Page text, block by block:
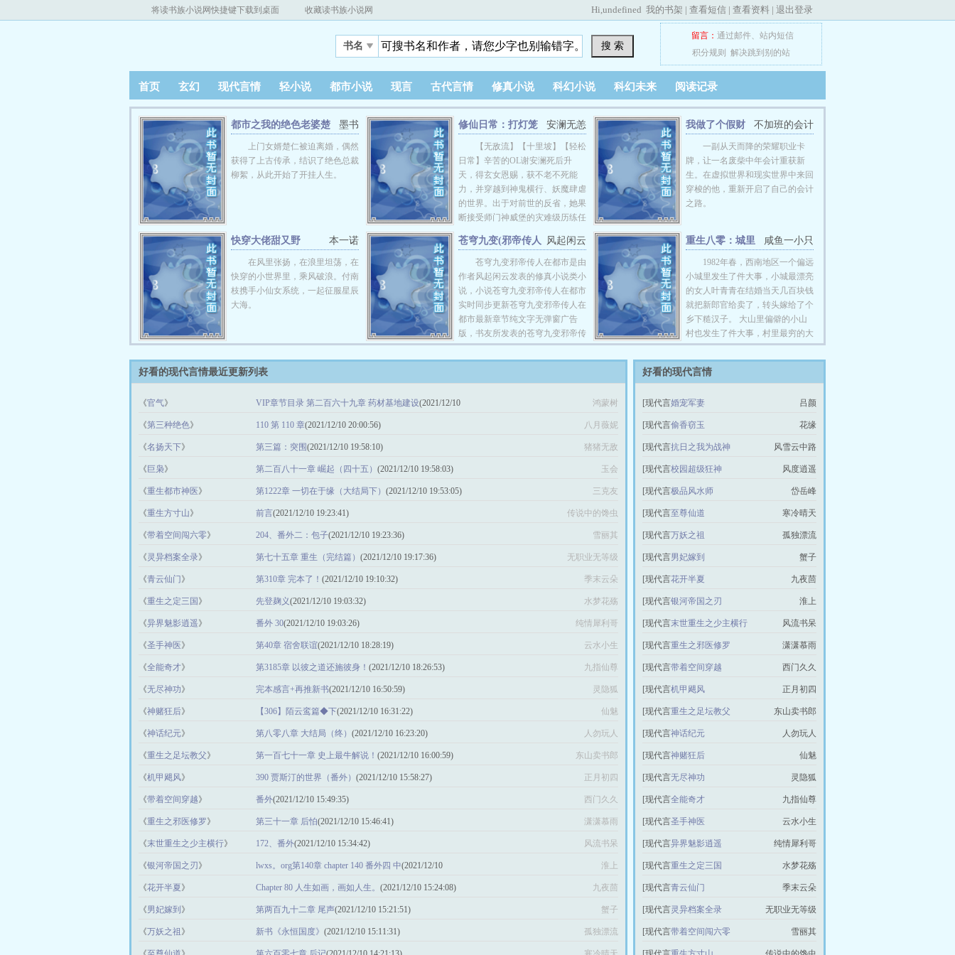
将读书族小说网快捷键下载到桌面 收藏读书族小说网 Hi,undefined 我的书架 | 查看短信 | 查看资料 | 退出登录
书名 搜 索
留言： 通过邮件、 站内短信
积分规则
解决跳到别的站
首页 玄幻 现代言情 轻小说 都市小说 现言 古代言情 修真小说 科幻小说 科幻未来 阅读记录
墨书
都市之我的绝色老婆楚
仁柳絮上门女婿楚仁被迫离婚，偶然
获得了上古传承，结识了绝色总裁
柳絮，从此开始了开挂人生。
安澜无恙
修仙日常：打灯笼
怪就能满级
【无敌流】【十里坡】【轻松
日常】辛苦的OL谢安澜死后升
天，得玄女恩赐，获不老不死能
力，并穿越到神鬼横行、妖魔肆虐
的世界。出于对前世的反省，她果
断接受师门神威堡的灾难级历练任
开始在余杭镇度过悠闲的生活。因
为平时积极除邪灭煞，护民有功，
谢安澜被余杭镇百姓亲切称之
为“将军”。然后，三百年过去。她
凭借不断消灭灯笼怪所获得的经验
值，不知不觉已经——110级，成
为满级修真者。万仙盟：“前辈您
需要满级认证，让九州修士都收到
这条喜讯吗？”谢安澜：“我辈修
手找上门……谢安澜：“你们这个
不加班的会计
我做了个假财
一副从天而降的荣耀职业卡
牌，让一名废柴中年会计重获新
生。在虚拟世界和现实世界中来回
穿梭的他，重新开启了自己的会计
之路。
本一诺
快穿大佬甜又野
在风里张扬，在浪里坦荡，在
快穿的小世界里，乘风破浪。付南
枝携手小仙女系统，一起征服星辰
大海。
风起闲云
苍穹九变(邪帝传人
在都市)
苍穹九变邪帝传人在都市是由
作者风起闲云发表的修真小说类小
说，小说苍穹九变邪帝传人在都市
实时同步更新苍穹九变邪帝传人在
都市最新章节纯文字无弹窗广告
版，书友所发表的苍穹九变邪帝传
人在都市评论，并不代表就爱看书
网赞同或者支持苍穹九变邪帝传人
苏阳，修炼苍穹九变奇功，重生现
种，千丝万缕，原来九世蜕变并非
丰富！内容精彩 喜欢苍穹九变(邪
页吧 ！您的支持是我们发展的动
咸鱼一小只
重生八零：城里
媳妇甜蜜蜜
1982年春，西南地区一个偏远
小城里发生了件大事，小城最漂亮
的女人叶青青在结婚当天几百块钱
就把新郎官给卖了，转头嫁给了个
乡下糙汉子。 大山里偏僻的小山
村也发生了件大事，村里最穷的大
龄光棍陆一花了九块九把城里的漂
亮狐狸精娶回家了，一时间，流言
四起……… 【娇软小娇妻VS乡下
好看的现代言情最近更新列表
《官气》 VIP章节目录 第二百六十九章 药材基地建设(2021/12/10
20:08:59)
鸿蒙树
《第三种绝色》 110 第 110 章(2021/12/10 20:00:56) 八月薇妮
《名扬天下》 第三篇：突围(2021/12/10 19:58:10) 猪猪无敌
《 巨枭》 第二百八十一章 崛起（四十五） (2021/12/10 19:58:03) 玉会
《重生都市神医》 第1222章 一切在于缘（大结局下） (2021/12/10 19:53:05) 三克友
《重生方寸山》 前言(2021/12/10 19:23:41) 传说中的馋虫
《带着空间闯六零》 204、番外二：包子(2021/12/10 19:23:36) 雪丽其
《灵异档案全录》 第七十五章 重生（完结篇） (2021/12/10 19:17:36) 无职业无等级
《青云仙门 》 第310章 完本了！ (2021/12/10 19:10:32) 季末云朵
《重生之定三国 》 先登麹义(2021/12/10 19:03:32) 水梦花殇
《异界魅影逍遥》 番外 30(2021/12/10 19:03:26) 纯情犀利哥
《圣手神医》 第40章 宿舍联谊(2021/12/10 18:28:19) 云水小生
《全能奇才》 第3185章 以彼之道还施彼身！ (2021/12/10 18:26:53) 九指仙尊
《无尽神功》 完本感言+再推新书(2021/12/10 16:50:59) 灵隐狐
《神赌狂后》 【306】陌云鸾篇◆下(2021/12/10 16:31:22) 仙魅
《神话纪元》 第八零八章 大结局（终） (2021/12/10 16:23:20) 人勿玩人
《重生之足坛教父》 第一百七十一章 史上最牛解说！ (2021/12/10 16:00:59) 东山卖书郎
《机甲飓风》 390 贾斯汀的世界（番外） (2021/12/10 15:58:27) 正月初四
《带着空间穿越》 番外(2021/12/10 15:49:35) 西门久久
《重生之邪医修罗》 第三十一章 后怕(2021/12/10 15:46:41) 潇潇慕雨
《末世重生之少主横行》 172、番外(2021/12/10 15:34:42) 风流书呆
《银河帝国之刃 》 lwxs。org第140章 chapter 140 番外四 中(2021/12/10
15:29:41)
淮上
《花开半夏》 Chapter 80 人生如画，画如人生。 (2021/12/10 15:24:08) 九夜茴
《男妃嫁到 》 第两百九十二章 尾声(2021/12/10 15:21:51) 蟹子
《万妖之祖 》 新书《永恒国度》 (2021/12/10 15:11:31) 孤独漂流
好看的现代言情
[现代言
情]
婚宠军妻 吕颜
[现代言
情]
偷香窃玉 花缘
[现代言
情]
抗日之我为战神 风雪云中路
[现代言
情]
校园超级狂神 风度逍遥
[现代言
情]
极品风水师 岱岳峰
[现代言
情]
至尊仙道 寒冷晴天
[现代言
情]
万妖之祖 孤独漂流
[现代言
情]
男妃嫁到 蟹子
[现代言
情]
花开半夏 九夜茴
[现代言
情]
银河帝国之刃 淮上
[现代言
情]
末世重生之少主横行 风流书呆
[现代言
情]
重生之邪医修罗 潇潇慕雨
[现代言
情]
带着空间穿越 西门久久
[现代言
情]
机甲飓风 正月初四
[现代言
情]
重生之足坛教父 东山卖书郎
[现代言
情]
神话纪元 人勿玩人
[现代言
情]
神赌狂后 仙魅
[现代言
情]
无尽神功 灵隐狐
[现代言
情]
全能奇才 九指仙尊
[现代言
情]
圣手神医 云水小生
[现代言
情]
异界魅影逍遥 纯情犀利哥
[现代言
情]
重生之定三国 水梦花殇
[现代言
情]
青云仙门 季末云朵
[现代言
情]
灵异档案全录 无职业无等级
[现代言
情]
带着空间闯六零 雪丽其